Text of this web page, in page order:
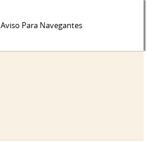
Aviso Para Navegantes